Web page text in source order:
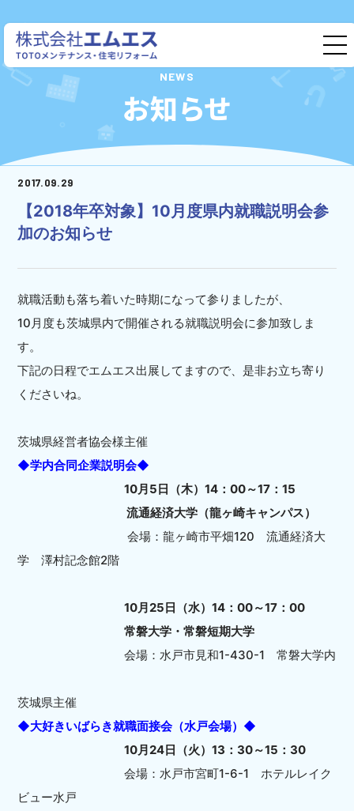
株式会社エムエス
NEWS
お知らせ
2017.09.29
【2018年卒対象】10月度県内就職説明会参
加のお知らせ
就職活動も落ち着いた時期になって参りましたが、
10月度も茨城県内で開催される就職説明会に参加致しま
す。
下記の日程でエムエス出展してますので、是非お立ち寄り
くださいね。
茨城県経営者協会様主催
◆学内合同企業説明会◆
10月5日（木）14：00～17：15
流通経済大学（龍ヶ崎キャンパス）
会場：龍ヶ崎市平畑120 流通経済大
学 澤村記念館2階
10月25日（水）14：00～17：00
常磐大学・常磐短期大学
会場：水戸市見和1-430-1 常磐大学内
茨城県主催
◆大好きいばらき就職面接会（水戸会場）◆
10月24日（火）13：30～15：30
会場：水戸市宮町1-6-1 ホテルレイク
ビュー水戸